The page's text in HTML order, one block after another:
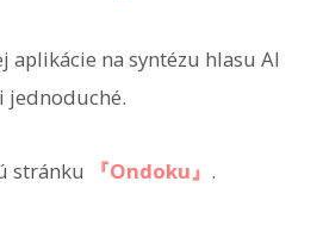
aplikácie na syntézu hlasu AI
jednoduché.
stránku 『Ondoku』 .